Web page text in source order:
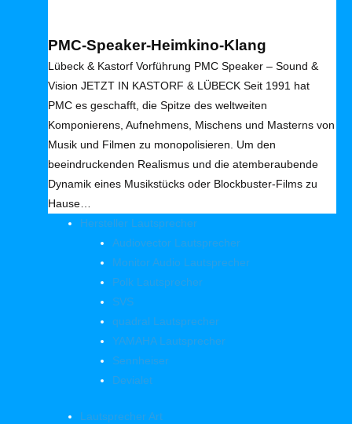
PMC-Speaker-Heimkino-Klang
Lübeck & Kastorf Vorführung PMC Speaker – Sound &
Vision JETZT IN KASTORF & LÜBECK Seit 1991 hat
PMC es geschafft, die Spitze des weltweiten
Komponierens, Aufnehmens, Mischens und Masterns von
Musik und Filmen zu monopolisieren. Um den
beeindruckenden Realismus und die atemberaubende
Dynamik eines Musikstücks oder Blockbuster-Films zu
Hause…
Hersteller Lautsprecher
Audiovector Lautsprecher
Monitor Audio Lautsprecher
Polk Lautsprecher
SVS
quadral Lautsprecher
YAMAHA Lautsprecher
Sennheiser
Devialet
Lautsprecher Art